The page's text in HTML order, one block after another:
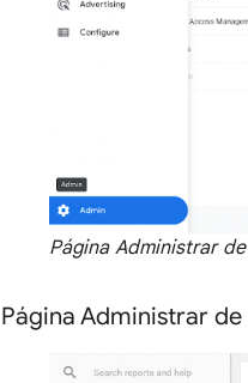
Página Administrar
Página Administrar